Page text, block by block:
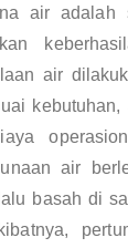
air adalah
air
kebutuhan,
air
basah di